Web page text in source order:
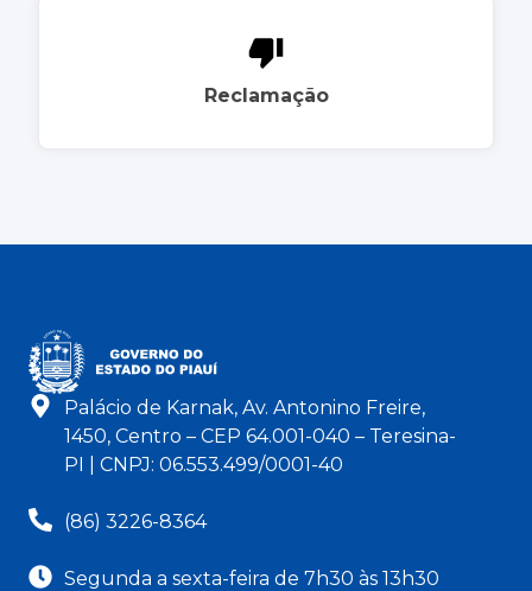
Reclamação
Palácio de Karnak, Av. Antonino Freire,
1450, Centro – CEP 64.001-040 – Teresina-
PI | CNPJ: 06.553.499/0001-40
(86) 3226-8364
Segunda a sexta-feira de 7h30 às 13h30